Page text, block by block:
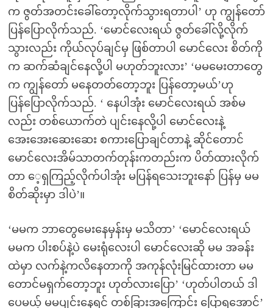
က ဇွတ်အတင်းခေါ်တော့လိုက်သွားရတာပါ’ ဟု ကျွန်တော်
ပြန်ပြောလိုက်သည်. ‘မောင်လေးရယ် ဇွတ်ခေါ်လို့လိုက်
သွားလည်း ကိုယ်လုပ်ချင်မှ ဖြစ်တာပါ မောင်လေး စိတ်ကို
က ဆက်ဆံချင်နေလို့ပါ မဟုတ်ဘူးလား’ ‘မမမေးတာတွေ
က ကျွန်တော် မနေတတ်တော့ဘူး ပြန်တော့မယ်’ဟု
ပြန်ပြောလိုက်သည်. ‘ နေပါအုံး မောင်လေးရယ် အစ်မ
လည်း တစ်ယောက်တဲ ပျင်းနေလို့ပါ မောင်လေးနဲ့
အေးအေးဆေးဆေး စကားပြောချင်တာနဲ့ ဆိုင်တောင်
မောင်လေးအိမ်သာတက်တုန်းကတည်းက ပိတ်ထားလိုက်
တာ ေ့ရှကြည့်လိုက်ပါအုံး မပြန်ရသေးဘူးနော် ပြန်မှ မမ
စိတ်ဆိုးမှာ ဒါပဲ’။
‘မမက ဘာတွေမေးနေမှန်းမှ မသိတာ’ ‘မောင်လေးရယ်
မမက ပါးစပ်နဲ့ပဲ မေးရုံလေးပါ မောင်လေးဆို မမ အခန်း
ထဲမှာ လက်နဲ့ကလိနေတာကို အကုန်လုံးမြင်ထားတာ မမ
တောင်မရှက်တော့ဘူး ဟုတ်လားပြော’ ‘ဟုတ်ပါတယ် ဒါ
ပေမယ့် မမပျင်းနေရင် တစ်ခြားအကြောင်း ပြောရအောင်’